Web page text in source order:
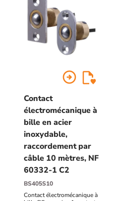
arrow_circle_right
Contact
électromécanique à
bille en acier
inoxydable,
raccordement par
câble 10 mètres, NF
60332-1 C2
BS405S10
Contact électromécanique à